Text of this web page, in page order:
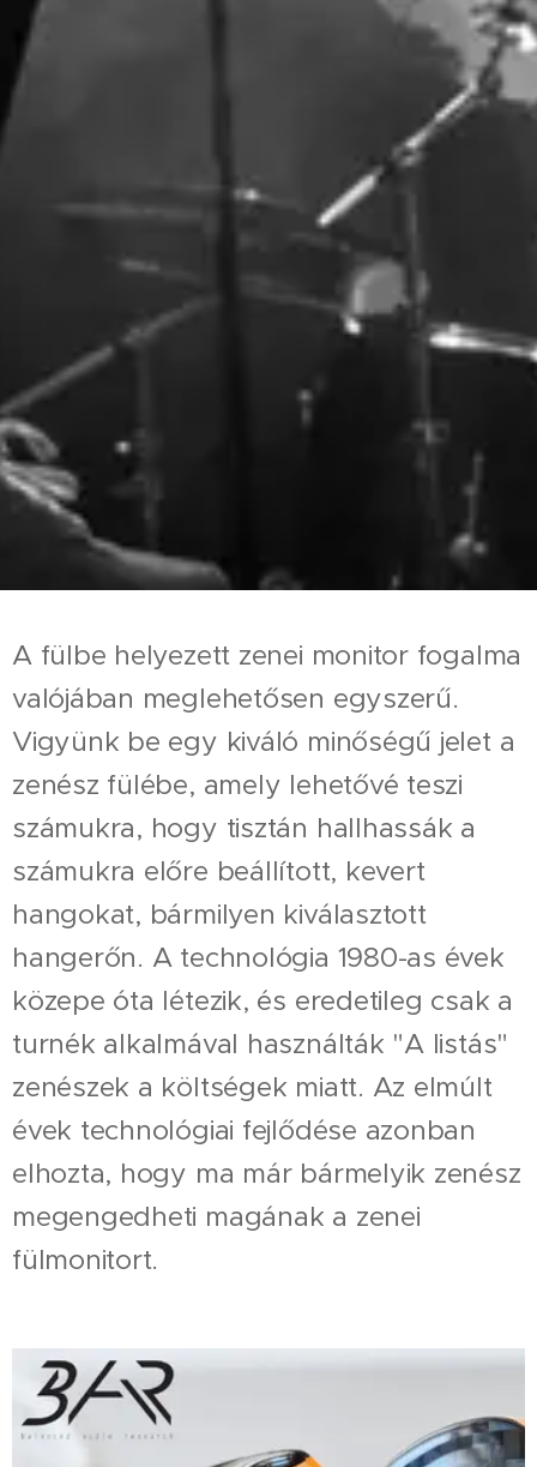
A fülbe helyezett zenei monitor fogalma
valójában meglehetősen egyszerű.
Vigyünk be egy kiváló minőségű jelet a
zenész fülébe, amely lehetővé teszi
számukra, hogy tisztán hallhassák a
számukra előre beállított, kevert
hangokat, bármilyen kiválasztott
hangerőn. A technológia 1980-as évek
közepe óta létezik, és eredetileg csak a
turnék alkalmával használták "A listás"
zenészek a költségek miatt. Az elmúlt
évek technológiai fejlődése azonban
elhozta, hogy ma már bármelyik zenész
megengedheti magának a zenei
fülmonitort.